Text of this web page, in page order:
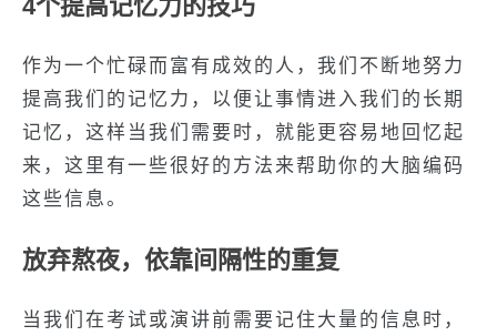
4个提高记忆力的技巧
作为一个忙碌而富有成效的人，我们不断地努力
提高我们的记忆力，以便让事情进入我们的长期
记忆，这样当我们需要时，就能更容易地回忆起
来，这里有一些很好的方法来帮助你的大脑编码
这些信息。
放弃熬夜，依靠间隔性的重复
当我们在考试或演讲前需要记住大量的信息时，